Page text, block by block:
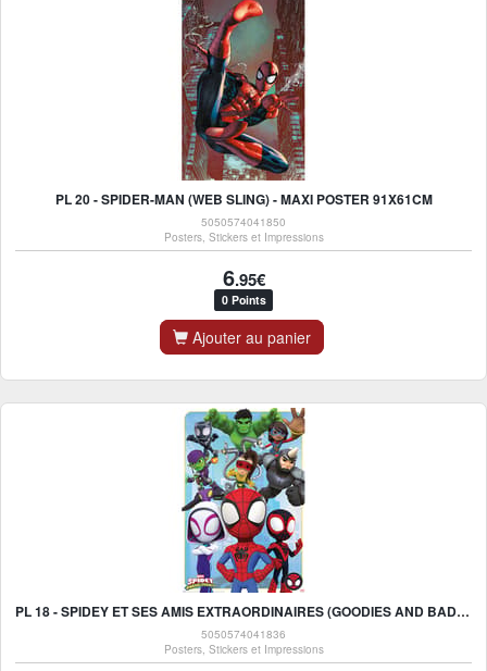
PL 20 - SPIDER-MAN (WEB SLING) - MAXI POSTER 91X61CM
5050574041850
Posters, Stickers et Impressions
6.95€
0 Points
Ajouter au panier
PL 18 - SPIDEY ET SES AMIS EXTRAORDINAIRES (GOODIES AND BADDIES) - MAXI POSTER 91X61CM
5050574041836
Posters, Stickers et Impressions